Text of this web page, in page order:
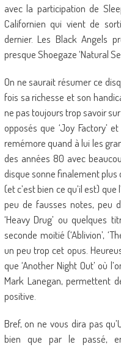
avec la participation de
Californien qui vient de
dernier. Les Black Angels
presque Shoegaze ‘Natural
On ne saurait résumer ce
fois sa richesse et son
ne pas toujours trop savoir
opposés que ‘Joy Factory’ et
remémore quand à lui les
des années 80 avec
disque sonne finalement
(et c’est bien ce qu’il est)
peu de fausses notes, peu
‘Heavy Drug’ ou quelques
seconde moitié (‘Ablivion’,
un peu trop cet opus.
que ‘Another Night Out’ où
Mark Lanegan, permettent
positive.
Bref, on ne vous dira pas
bien que par le passé,